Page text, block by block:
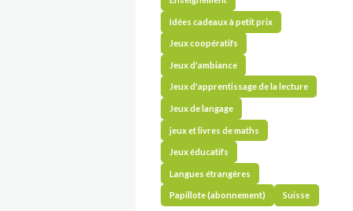
Idées cadeaux à petit prix
Jeux coopératifs
Jeux d'ambiance
Jeux d'apprentissage de la lecture
Jeux de langage
jeux et livres de maths
Jeux éducatifs
Langues étrangères
Papillote (abonnement) Suisse